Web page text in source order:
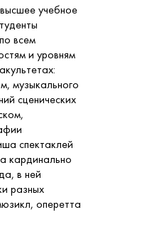
учебное
всем
и уровням
музыкального
сценических
спектаклей
кардинально
в ней
разных
оперетта